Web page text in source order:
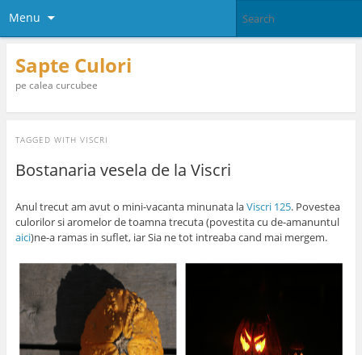
Menu
Sapte Culori
pe calea curcubee
TAGGED WITH VISCRI
Bostanaria vesela de la Viscri
Anul trecut am avut o mini-vacanta minunata laViscri 125. Povestea
culorilor si aromelor de toamna trecuta (povestita cu de-amanuntul
aici)ne-a ramas in suflet, iar Sia ne tot intreaba cand mai mergem.